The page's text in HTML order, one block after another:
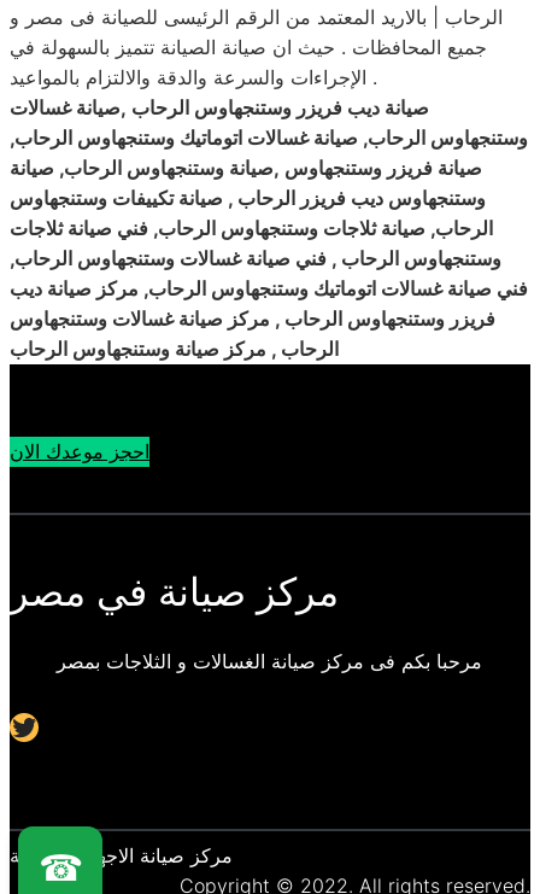
الرحاب | بالاريد المعتمد من الرقم الرئيسى للصيانة فى مصر و
جميع المحافظات . حيث ان صيانة الصيانة تتميز بالسهولة في
الإجراءات والسرعة والدقة والالتزام بالمواعيد .
صيانة ديب فريزر وستنجهاوس الرحاب ,صيانة غسالات
وستنجهاوس الرحاب, صيانة غسالات اتوماتيك وستنجهاوس الرحاب,
صيانة فريزر وستنجهاوس ,صيانة وستنجهاوس الرحاب, صيانة
وستنجهاوس ديب فريزر الرحاب , صيانة تكييفات وستنجهاوس
الرحاب, صيانة ثلاجات وستنجهاوس الرحاب, فني صيانة ثلاجات
وستنجهاوس الرحاب , فني صيانة غسالات وستنجهاوس الرحاب,
فني صيانة غسالات اتوماتيك وستنجهاوس الرحاب, مركز صيانة ديب
فريزر وستنجهاوس الرحاب , مركز صيانة غسالات وستنجهاوس
الرحاب , مركز صيانة وستنجهاوس الرحاب
احجز موعدك الان
مركز صيانة في مصر
مرحبا بكم فى مركز صيانة الغسالات و الثلاجات بمصر
Twitter
مركز صيانة الاجهزة المنزلية
Copyright © 2022. All rights reserved.
☎